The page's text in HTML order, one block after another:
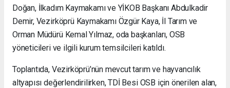
Doğan, İlkadım Kaymakamı ve YİKOB Başkanı Abdulkadir
Demir, Vezirköprü Kaymakamı Özgür Kaya, İl Tarım ve
Orman Müdürü Kemal Yılmaz, oda başkanları, OSB
yöneticileri ve ilgili kurum temsilcileri katıldı.
Toplantıda, Vezirköprü’nün mevcut tarım ve hayvancılık
altyapısı değerlendirilirken, TDİ Besi OSB için önerilen alan,